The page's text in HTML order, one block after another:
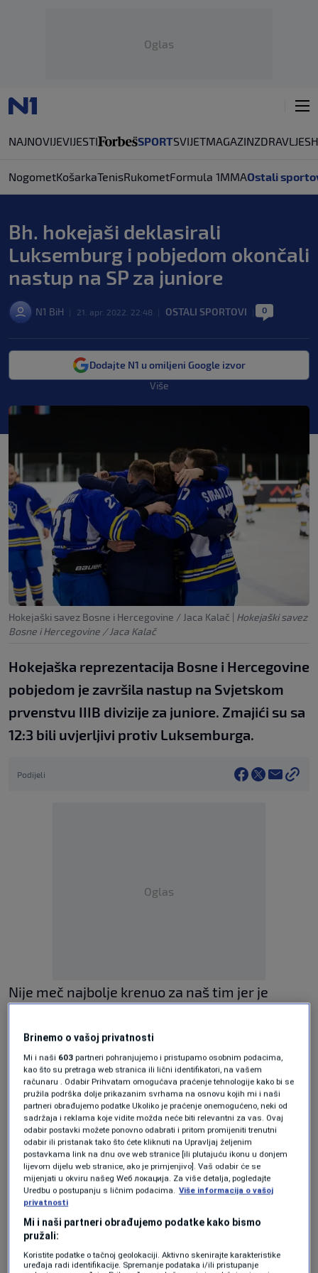
Oglas
NAJNOVIJEVIJESTI SPORTSVIJETMAGAZINZDRAVLJE
NogometKošarkaTenisRukometFormula 1MMAOstali
Bh. hokejaši deklasirali
Luksemburg i pobjedom okončali
nastup na SP za juniore
N1 BiH 21. apr. 2022. 22:48 OSTALI SPORTOVI 0
Dodajte N1 u omiljeni Google izvor
Više
Hokejaški savez Bosne i Hercegovine / Jaca Kalač | Hokejaški savez
Bosne i Hercegovine / Jaca Kalač
Hokejaška reprezentacija Bosne i Hercegovine
pobjedom je završila nastup na Svjetskom
prvenstvu IIIB divizije za juniore. Zmajići su sa
12:3 bili uvjerljivi protiv Luksemburga.
Podijeli
Oglas
Nije meč najbolje krenuo za naš tim jer je
Luksemburg u prednost.
Ipak do kraja prvog dijela Gaković i Drnda
dovode Zmajeve u prednost.
U drugoj trećini rapsodija naših momaka i pet
golova u mreži Luksemburga. Redom su
pogađali Gaković, Vulović, Mušović, Gaković,
Gaković.
Tarik Mrkva se na startu treće trećine upisuje u
Brinemo o vašoj privatnosti
Mi i naši 603 partneri pohranjujemo i pristupamo osobnim podacima,
kao što su pretraga web stranica ili lični identifikatori, na vašem
računaru . Odabir Prihvatam omogućava praćenje tehnologije kako bi se
pružila podrška dolje prikazanim svrhama na osnovu kojih mi i naši
partneri obrađujemo podatke Ukoliko je praćenje onemogućeno, neki od
sadržaja i reklama koje vidite možda neće biti relevantni za vas. Ovaj
odabir postavki možete ponovno odabrati i pritom promijeniti trenutni
odabir ili pristanak tako što ćete kliknuti na Upravljaj željenim
postavkama link na dnu ove web stranice [ili plutajuću ikonu u donjem
lijevom dijelu web stranice, ako je primjenjivo]. Vaš odabir će se
mijenjati u okviru našeg Wеб локација. Za više detalja, pogledajte
Uredbu o postupanju s ličnim podacima. Više informacija o vašoj
privatnosti
Mi i naši partneri obrađujemo podatke kako bismo
pružali:
Koristite podatke o tačnoj geolokaciji. Aktivno skenirajte karakteristike
uređaja radi identifikacije. Spremanje podataka i/ili pristupanje